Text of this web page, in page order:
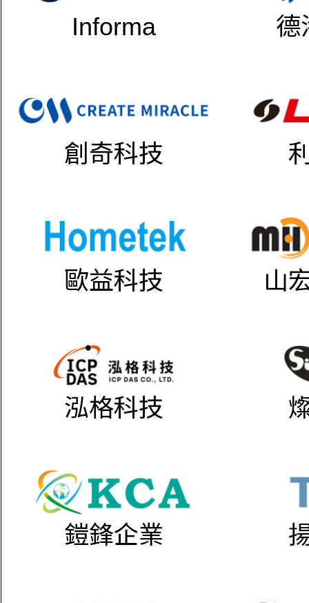
Informa 德
創奇科技
歐益科技 山
泓格科技
鎧鋒企業